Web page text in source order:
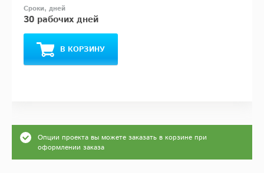
30 рабочих дней
В КОРЗИНУ
Опции проекта вы можете заказать в корзине при
оформлении заказа